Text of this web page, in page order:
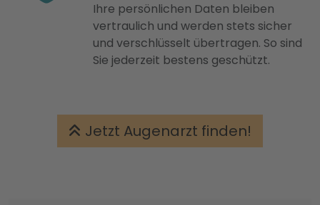
Ihre persönlichen Daten bleiben
vertraulich und werden stets sicher
und verschlüsselt übertragen. So sind
Sie jederzeit bestens geschützt.
Jetzt Augenarzt finden!